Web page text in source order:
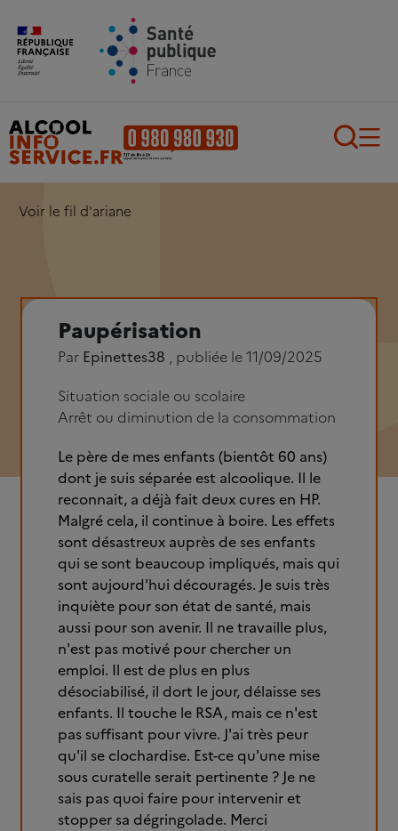
Aller au contenu principal
Voir le fil d'ariane
Paupérisation
Par Epinettes38 , publiée le 11/09/2025
Situation sociale ou scolaire
Arrêt ou diminution de la consommation
Le père de mes enfants (bientôt 60 ans)
dont je suis séparée est alcoolique. Il le
reconnait, a déjà fait deux cures en HP.
Malgré cela, il continue à boire. Les effets
sont désastreux auprès de ses enfants
qui se sont beaucoup impliqués, mais qui
sont aujourd'hui découragés. Je suis très
inquiète pour son état de santé, mais
aussi pour son avenir. Il ne travaille plus,
n'est pas motivé pour chercher un
emploi. Il est de plus en plus
désociabilisé, il dort le jour, délaisse ses
enfants. Il touche le RSA, mais ce n'est
pas suffisant pour vivre. J'ai très peur
qu'il se clochardise. Est-ce qu'une mise
sous curatelle serait pertinente ? Je ne
sais pas quoi faire pour intervenir et
stopper sa dégringolade. Merci